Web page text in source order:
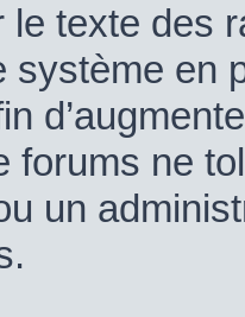
le texte des
système en
forums ne
un